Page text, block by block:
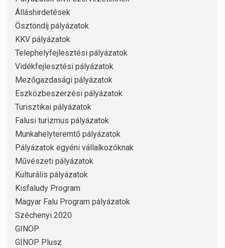
Álláshirdetések
Ösztöndíj pályázatok
KKV pályázatok
Telephelyfejlesztési pályázatok
Vidékfejlesztési pályázatok
Mezőgazdasági pályázatok
Eszközbeszerzési pályázatok
Turisztikai pályázatok
Falusi turizmus pályázatok
Munkahelyteremtő pályázatok
Pályázatok egyéni vállalkozóknak
Művészeti pályázatok
Kulturális pályázatok
Kisfaludy Program
Magyar Falu Program pályázatok
Széchenyi 2020
GINOP
GINOP Plusz